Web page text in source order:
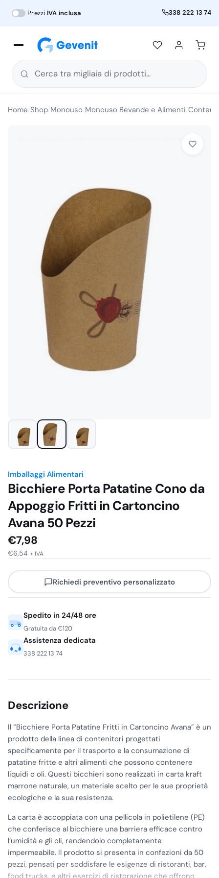
Prezzi IVA inclusa 338 222 13 74
Cerca tra migliaia di prodotti...
Home Shop Monouso Monouso Bevande e Alimenti
Imballaggi Alimentari
Bicchiere Porta Patatine Cono da
Appoggio Fritti in Cartoncino
Avana 50 Pezzi
€7,98
€6,54 + IVA
Richiedi preventivo personalizzato
Spedito in 24/48 ore
Gratuita da €120
Assistenza dedicata
338 222 13 74
Descrizione
Il “Bicchiere Porta Patatine Fritti in Cartoncino Avana” è un
prodotto della linea di contenitori progettati
specificamente per il trasporto e la consumazione di
patatine fritte e altri alimenti che possono contenere
liquidi o oli. Questi bicchieri sono realizzati in carta kraft
marrone naturale, un materiale scelto per le sue proprietà
ecologiche e la sua resistenza.
La carta è accoppiata con una pellicola in polietilene (PE)
che conferisce al bicchiere una barriera efficace contro
l’umidità e gli oli, rendendolo completamente
impermeabile. Il prodotto si presenta in confezioni da 50
pezzi, pensati per soddisfare le esigenze di ristoranti, bar,
food trucks, e altri esercizi di ristorazione che offrono